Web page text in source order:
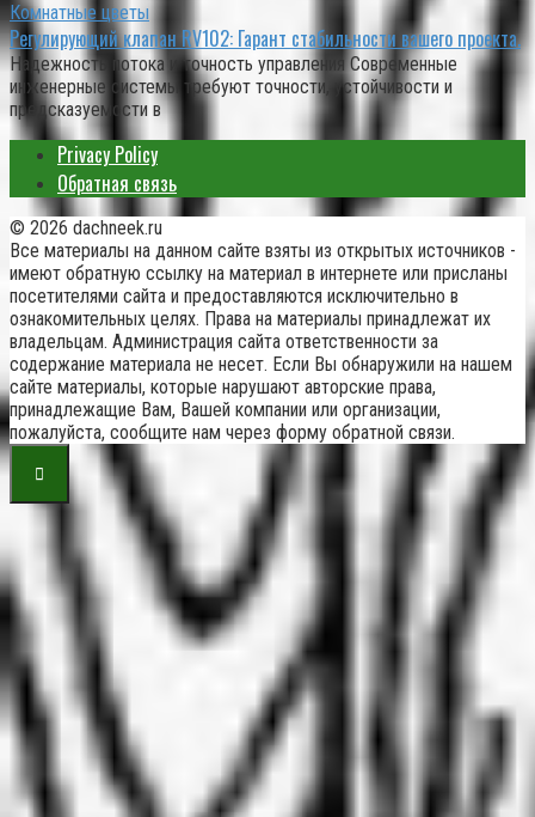
Комнатные цветы
Регулирующий клапан RV102: Гарант стабильности вашего проекта.
Надежность потока и точность управления Современные
инженерные системы требуют точности, устойчивости и
предсказуемости в
Privacy Policy
Обратная связь
© 2026 dachneek.ru
Все материалы на данном сайте взяты из открытых источников -
имеют обратную ссылку на материал в интернете или присланы
посетителями сайта и предоставляются исключительно в
ознакомительных целях. Права на материалы принадлежат их
владельцам. Администрация сайта ответственности за
содержание материала не несет. Если Вы обнаружили на нашем
сайте материалы, которые нарушают авторские права,
принадлежащие Вам, Вашей компании или организации,
пожалуйста, сообщите нам через форму обратной связи.